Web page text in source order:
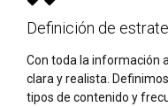
Definición de
Con toda la información
clara y realista.
tipos de contenido y